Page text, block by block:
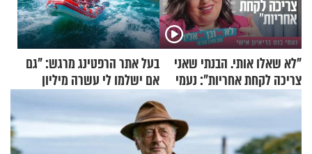
"לא שאלו אותי. הבנתי שאני
צריכה לקחת אחריות": נעמי
בנט בריאיון אישי
בעל אתר הרפטינג מרגש: "גם
אם ישלמו לי עשרה מיליון
שקלים - לא אפתח בשבת"